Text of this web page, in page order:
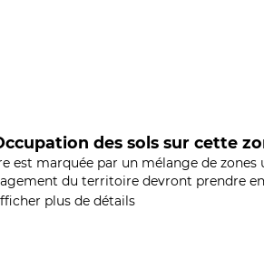
des sols sur cette
est marquée par un mélange de
du territoire devront prendre
plus de détails